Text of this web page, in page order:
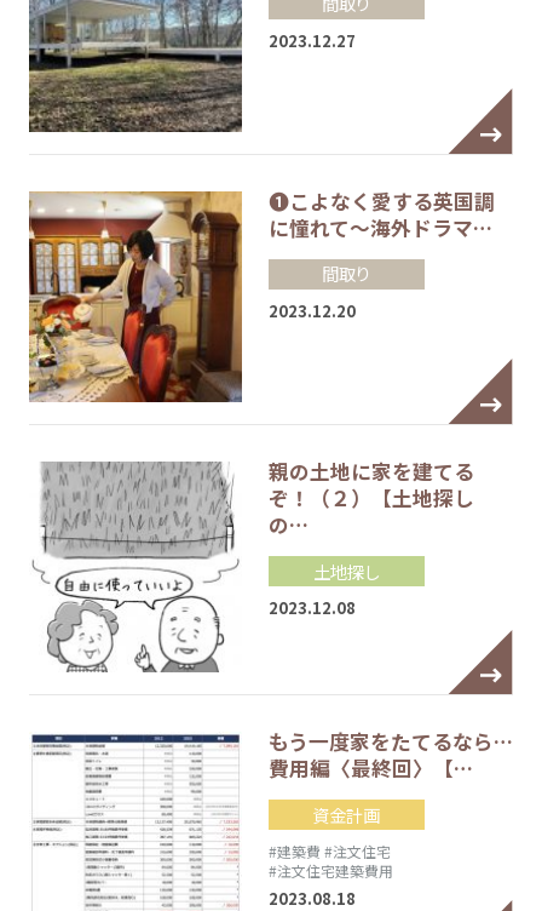
2023.12.27
❶こよなく愛する英国調
に憧れて～海外ドラマ…
間取り
2023.12.20
親の土地に家を建てる
ぞ！（２）【土地探し
の…
土地探し
2023.12.08
もう一度家をたてるなら…
費用編〈最終回〉【…
資金計画
#建築費 #注文住宅
#注文住宅建築費用
2023.08.18